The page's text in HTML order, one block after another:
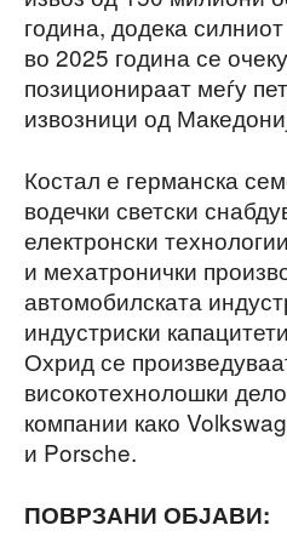
година, додека
во 2025 година се
позиционираат меѓу
извозници од
Костал е германска
водечки светски
електронски
и мехатронички
автомобилската
индустриски
Охрид се
високотехнолошки
компании како
и Porsche.
ПОВРЗАНИ ОБЈАВИ: